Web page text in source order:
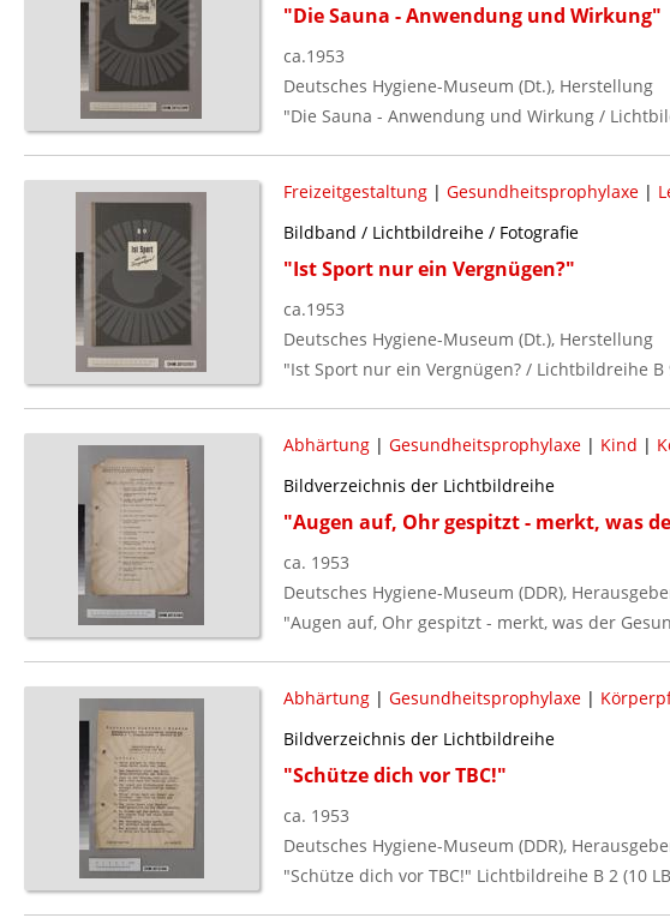
"Die Sauna - Anwendung und Wirkung"
ca.1953
Deutsches Hygiene-Museum (Dt.), Herstellung
"Die Sauna - Anwendung und Wirkung /
Freizeitgestaltung| Gesundheitsprophylaxe|
Bildband / Lichtbildreihe / Fotografie
"Ist Sport nur ein Vergnügen?"
ca.1953
Deutsches Hygiene-Museum (Dt.), Herstellung
"Ist Sport nur ein Vergnügen? / Lichtbildreihe B
Abhärtung| Gesundheitsprophylaxe| Kind |
Bildverzeichnis der Lichtbildreihe
"Augen auf, Ohr gespitzt - merkt, was
ca. 1953
Deutsches Hygiene-Museum (DDR),
"Augen auf, Ohr gespitzt - merkt, was der
Abhärtung| Gesundheitsprophylaxe|
Bildverzeichnis der Lichtbildreihe
"Schütze dich vor TBC!"
ca. 1953
Deutsches Hygiene-Museum (DDR),
"Schütze dich vor TBC!" Lichtbildreihe B 2 (10